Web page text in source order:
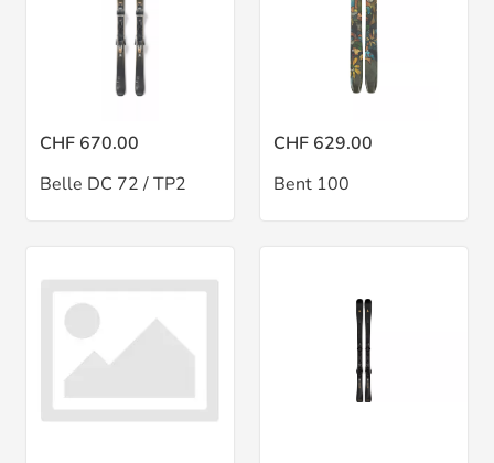
CHF 670.00
Belle DC 72 / TP2
CHF 629.00
Bent 100